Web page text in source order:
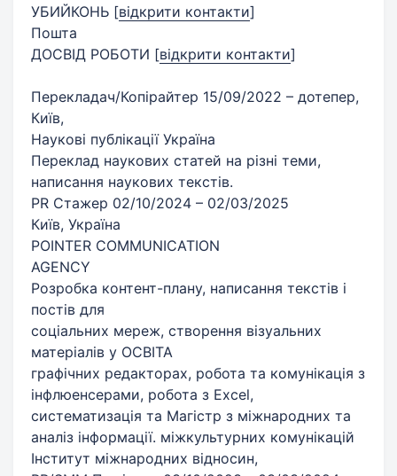
УБИЙКОНЬ [відкрити контакти]
Пошта
ДОСВІД РОБОТИ [відкрити контакти]
Перекладач/Копірайтер 15/09/2022 – дотепер,
Київ,
Наукові публікації Україна
Переклад наукових статей на різні теми,
написання наукових текстів.
PR Стажер 02/10/2024 – 02/03/2025
Київ, Україна
POINTER COMMUNICATION
AGENCY
Розробка контент-плану, написання текстів і
постів для
соціальних мереж, створення візуальних
матеріалів у ОСВІТА
графічних редакторах, робота та комунікація з
інфлюенсерами, робота з Excel,
систематизація та Магістр з міжнародних та
аналіз інформації. міжкультурних комунікацій
Інститут міжнародних відносин,